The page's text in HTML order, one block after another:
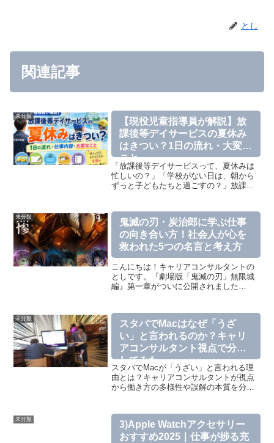
とし
関連記事
未分類
【現役児童指導員が解説】放
課後等デイサービスの夏休み
はきつい？1日の流れ・大変な
こと
「放課後等デイサービスって、夏休みは
忙しいの？」「学校がない日は、朝から
ずっと子どもたちと過ごすの？」放課後
います。こんにちは！現役児童指導員・
キャリアコンサルタントの...
未分類
鬼滅の刃・炭治郎に学ぶ仕事
の向き合い方！社会人が心を
救われた5つの名言と考え方
こんにちは！キャリアコンサルタントの
としです。『劇場版「鬼滅の刃」無限城
編』第一章がついに公開されました
日」「疲れてもう無理…と思った日」そ
んなとき、ふと頭に浮かぶのが...
未分類
スタバでMacはなぜ「うざ
い」と言われるのか？キャリ
アコンサルタント視点で分析
してみた
スタバでMacが「うざい」と言われる理
由とは？キャリアコンサルタントが視点
から働き方の多様性や誤解の本質を分析
未分類
3)Apple Watchアクセサリー
おすすめ2025｜仕事が捗る充